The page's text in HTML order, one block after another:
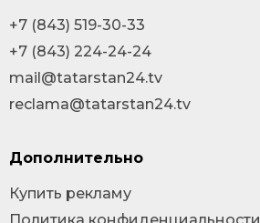
+7 (843) 519-30-33
+7 (843) 224-24-24
mail@tatarstan24.tv
reclama@tatarstan24.tv
Дополнительно
Купить рекламу